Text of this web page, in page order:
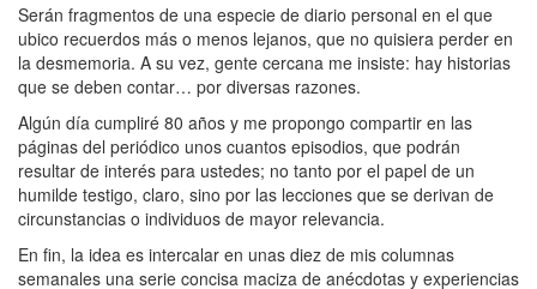
Serán fragmentos de una especie de diario personal en el que
ubico recuerdos más o menos lejanos, que no quisiera perder en
la desmemoria. A su vez, gente cercana me insiste: hay historias
que se deben contar… por diversas razones.
Algún día cumpliré 80 años y me propongo compartir en las
páginas del periódico unos cuantos episodios, que podrán
resultar de interés para ustedes; no tanto por el papel de un
humilde testigo, claro, sino por las lecciones que se derivan de
circunstancias o individuos de mayor relevancia.
En fin, la idea es intercalar en unas diez de mis columnas
semanales una serie concisa maciza de anécdotas y experiencias